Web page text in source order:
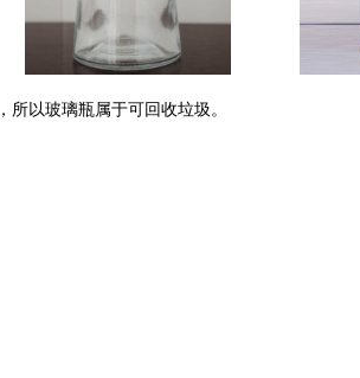
以玻璃瓶属于可回收垃圾。